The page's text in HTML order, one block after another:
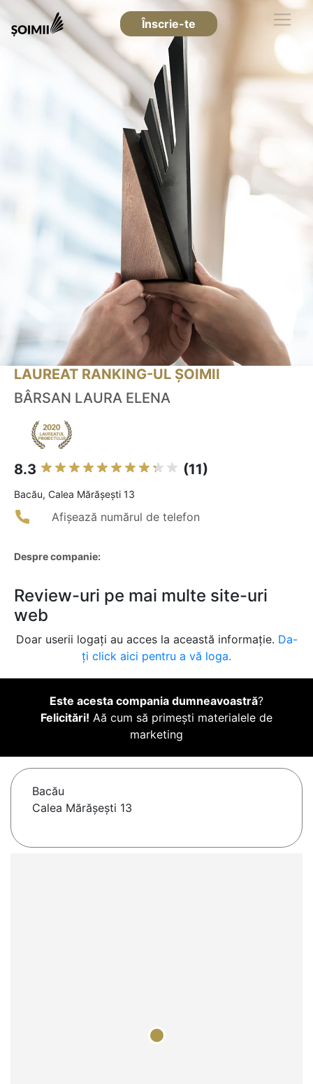
Înscrie-te
LAUREAT RANKING-UL ȘOIMII
BÂRSAN LAURA ELENA
8.3 (11)
Bacău, Calea Mărășești 13
Afișează numărul de telefon
Despre companie:
Review-uri pe mai multe site-uri
web
Doar userii logați au acces la această informație. Da-
ți click aici pentru a vă loga.
Este acesta compania dumneavoastră?
Felicitări! Aă cum să primești materialele de
marketing
Bacău
Calea Mărășești 13